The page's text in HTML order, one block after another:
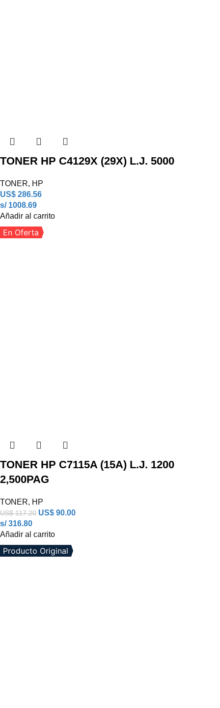
TONER HP C4129X (29X) L.J. 5000
TONER, HP
US$ 286.56
s/ 1008.69
Añadir al carrito
En Oferta
TONER HP C7115A (15A) L.J. 1200
2,500PAG
TONER, HP
US$117.20 US$ 90.00
s/ 316.80
Añadir al carrito
Producto Original